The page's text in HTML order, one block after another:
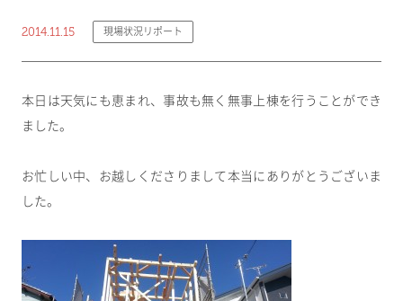
2014.11.15 現場状況リポート
本日は天気にも恵まれ、事故も無く無事上棟を行うことができ
ました。
お忙しい中、お越しくださりまして本当にありがとうございま
した。